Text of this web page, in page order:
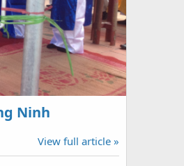
Ninh
View full article »